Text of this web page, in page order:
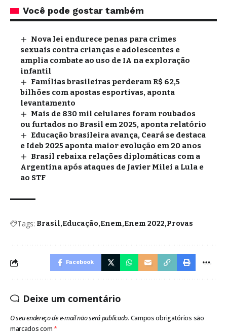
Você pode gostar também
Nova lei endurece penas para crimes
sexuais contra crianças e adolescentes e
amplia combate ao uso de IA na exploração
infantil
Famílias brasileiras perderam R$ 62,5
bilhões com apostas esportivas, aponta
levantamento
Mais de 830 mil celulares foram roubados
ou furtados no Brasil em 2025, aponta relatório
Educação brasileira avança, Ceará se destaca
e Ideb 2025 aponta maior evolução em 20 anos
Brasil rebaixa relações diplomáticas com a
Argentina após ataques de Javier Milei a Lula e
ao STF
Tags: Brasil Educação Enem Enem 2022 Provas
Facebook
Deixe um comentário
O seu endereço de e-mail não será publicado. Campos obrigatórios são
marcados com*